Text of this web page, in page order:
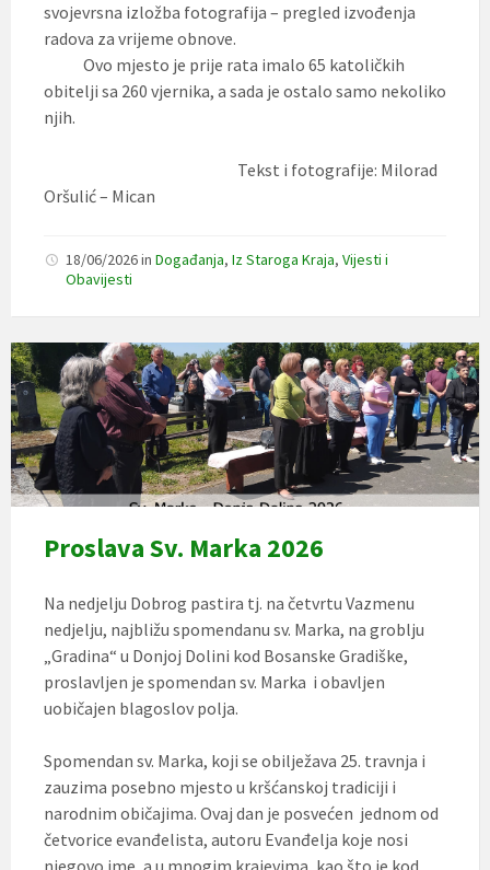
svojevrsna izložba fotografija – pregled izvođenja
radova za vrijeme obnove.
Ovo mjesto je prije rata imalo 65 katoličkih
obitelji sa 260 vjernika, a sada je ostalo samo nekoliko
njih.
Tekst i fotografije: Milorad
Oršulić – Mican
18/06/2026in Događanja, Iz Staroga Kraja, Vijesti i
Obavijesti
Proslava Sv. Marka 2026
Na nedjelju Dobrog pastira tj. na četvrtu Vazmenu
nedjelju, najbližu spomendanu sv. Marka, na groblju
„Gradina“ u Donjoj Dolini kod Bosanske Gradiške,
proslavljen je spomendan sv. Marka i obavljen
uobičajen blagoslov polja.
Spomendan sv. Marka, koji se obilježava 25. travnja i
zauzima posebno mjesto u kršćanskoj tradiciji i
narodnim običajima. Ovaj dan je posvećen jednom od
četvorice evanđelista, autoru Evanđelja koje nosi
njegovo ime, a u mnogim krajevima, kao što je kod